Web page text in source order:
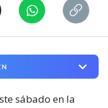
sábado en la